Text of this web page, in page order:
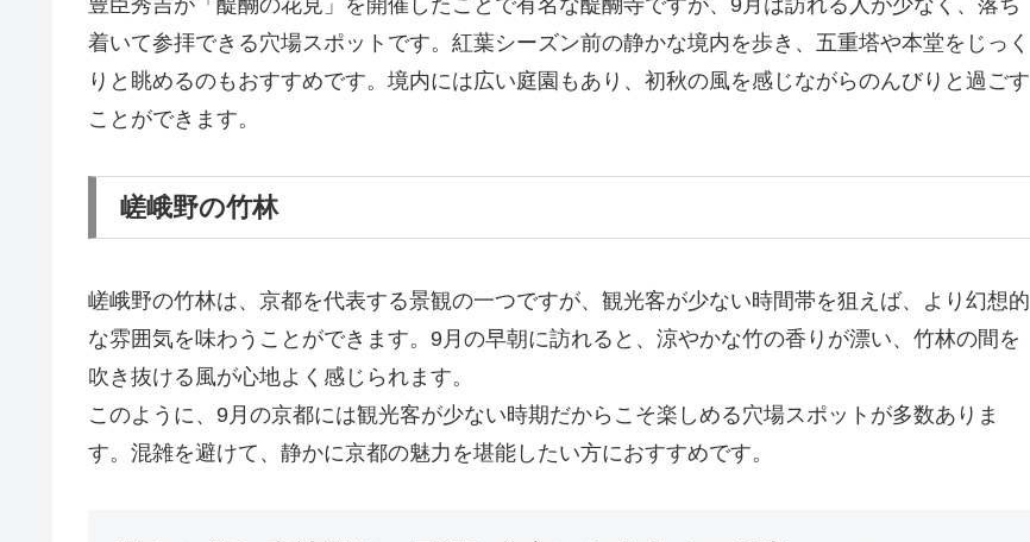
豊臣秀吉が「醍醐の花見」を開催したことで有名な醍醐寺ですが、9月は訪れる人が少なく、落ち
着いて参拝できる穴場スポットです。紅葉シーズン前の静かな境内を歩き、五重塔や本堂をじっく
りと眺めるのもおすすめです。境内には広い庭園もあり、初秋の風を感じながらのんびりと過ごす
ことができます。
嵯峨野の竹林
嵯峨野の竹林は、京都を代表する景観の一つですが、観光客が少ない時間帯を狙えば、より幻想的
な雰囲気を味わうことができます。9月の早朝に訪れると、涼やかな竹の香りが漂い、竹林の間を
吹き抜ける風が心地よく感じられます。
このように、9月の京都には観光客が少ない時期だからこそ楽しめる穴場スポットが多数ありま
す。混雑を避けて、静かに京都の魅力を堪能したい方におすすめです。